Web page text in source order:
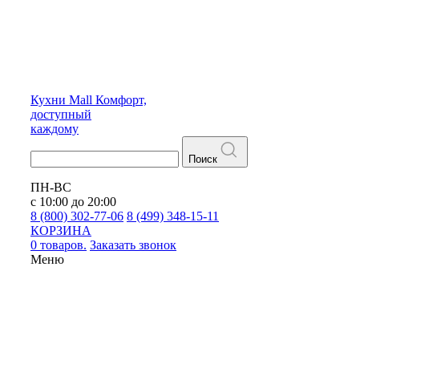
Кухни Mall Комфорт,
доступный
каждому
Поиск
ПН-ВС
с 10:00 до 20:00
8 (800) 302-77-06 8 (499) 348-15-11
КОРЗИНА
0 товаров. Заказать звонок
Меню